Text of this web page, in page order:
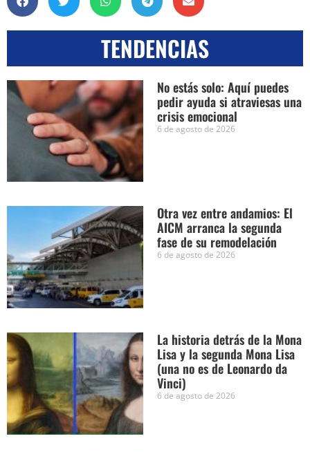
TENDENCIAS
No estás solo: Aquí puedes
pedir ayuda si atraviesas una
crisis emocional
6 de agosto de 2026
Otra vez entre andamios: El
AICM arranca la segunda
fase de su remodelación
6 de agosto de 2026
La historia detrás de la Mona
Lisa y la segunda Mona Lisa
(una no es de Leonardo da
Vinci)
6 de agosto de 2026